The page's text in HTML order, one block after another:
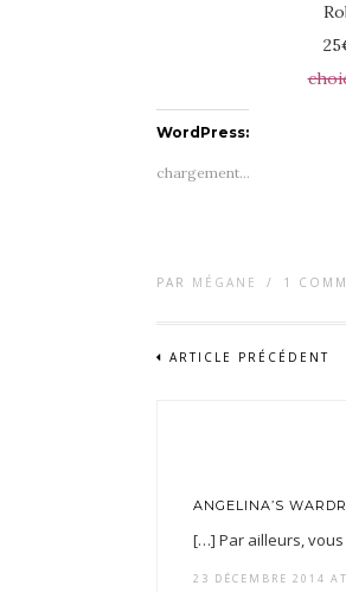
WordPress:
chargement…
PAR MÉGANE / 1
ARTICLE PRÉCÉDENT
ANGELINA’S
[…] Par ailleurs,
23 DÉCEMBRE 2014